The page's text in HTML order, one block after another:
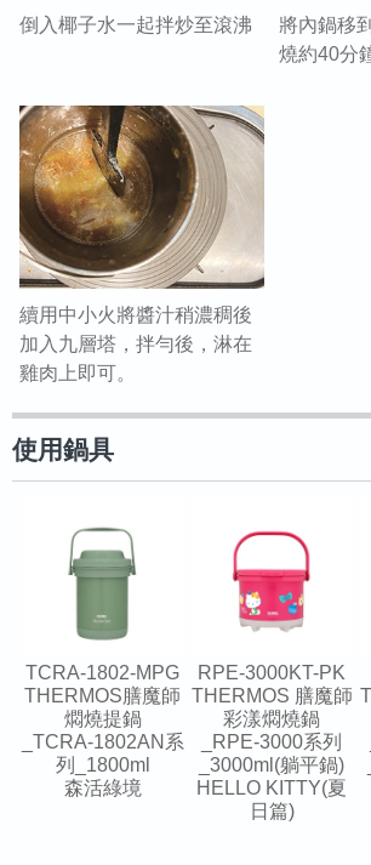
倒入椰子水一起拌炒至滾沸
將內鍋移
燒約40分
續用中小火將醬汁稍濃稠後
加入九層塔，拌勻後，淋在
雞肉上即可。
使用鍋具
TCRA-1802-MPG
THERMOS膳魔師
燜燒提鍋
_TCRA-1802AN系
列_1800ml
森活綠境
RPE-3000KT-PK
THERMOS 膳魔師
彩漾燜燒鍋
_RPE-3000系列
_3000ml(躺平鍋)
HELLO KITTY(夏
日篇)